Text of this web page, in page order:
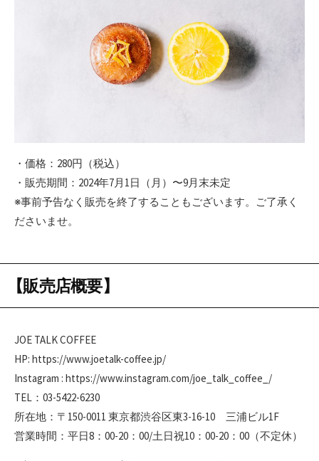
・価格：280円（税込）
・販売期間：2024年7月1日（月）〜9月末未定
※事前予告なく販売を終了することもございます。ご了承く
ださいませ。
【販売店概要】
JOE TALK COFFEE
HP: https://www.joetalk-coffee.jp/
Instagram : https://www.instagram.com/joe_talk_coffee_/
TEL：03-5422-6230
所在地：〒150-0011 東京都渋谷区東3-16-10 三浦ビル1F
営業時間：平日8：00-20：00/土日祝10：00-20：00（不定休）